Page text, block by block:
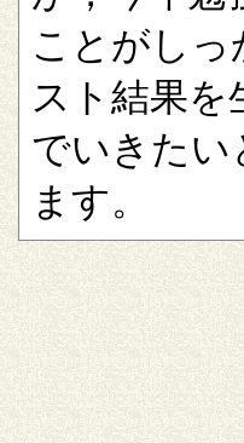
ことがし
スト結果
でいきたい
ます。